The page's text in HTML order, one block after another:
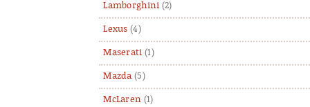
Lamborghini (2)
Lexus (4)
Maserati (1)
Mazda (5)
McLaren (1)